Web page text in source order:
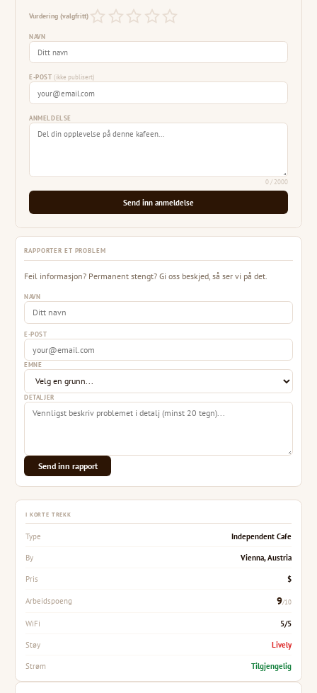
Vurdering (valgfritt)
NAVN
E-POST(ikke publisert)
ANMELDELSE
0/ 2000
Send inn anmeldelse
RAPPORTER ET PROBLEM
Feil informasjon? Permanent stengt? Gi oss beskjed, så ser vi på det.
NAVN
E-POST
EMNE
DETALJER
Send inn rapport
I KORTE TREKK
Type Independent Cafe
By Vienna, Austria
Pris $
Arbeidspoeng 9/10
WiFi 5/5
Støy Lively
Strøm Tilgjengelig